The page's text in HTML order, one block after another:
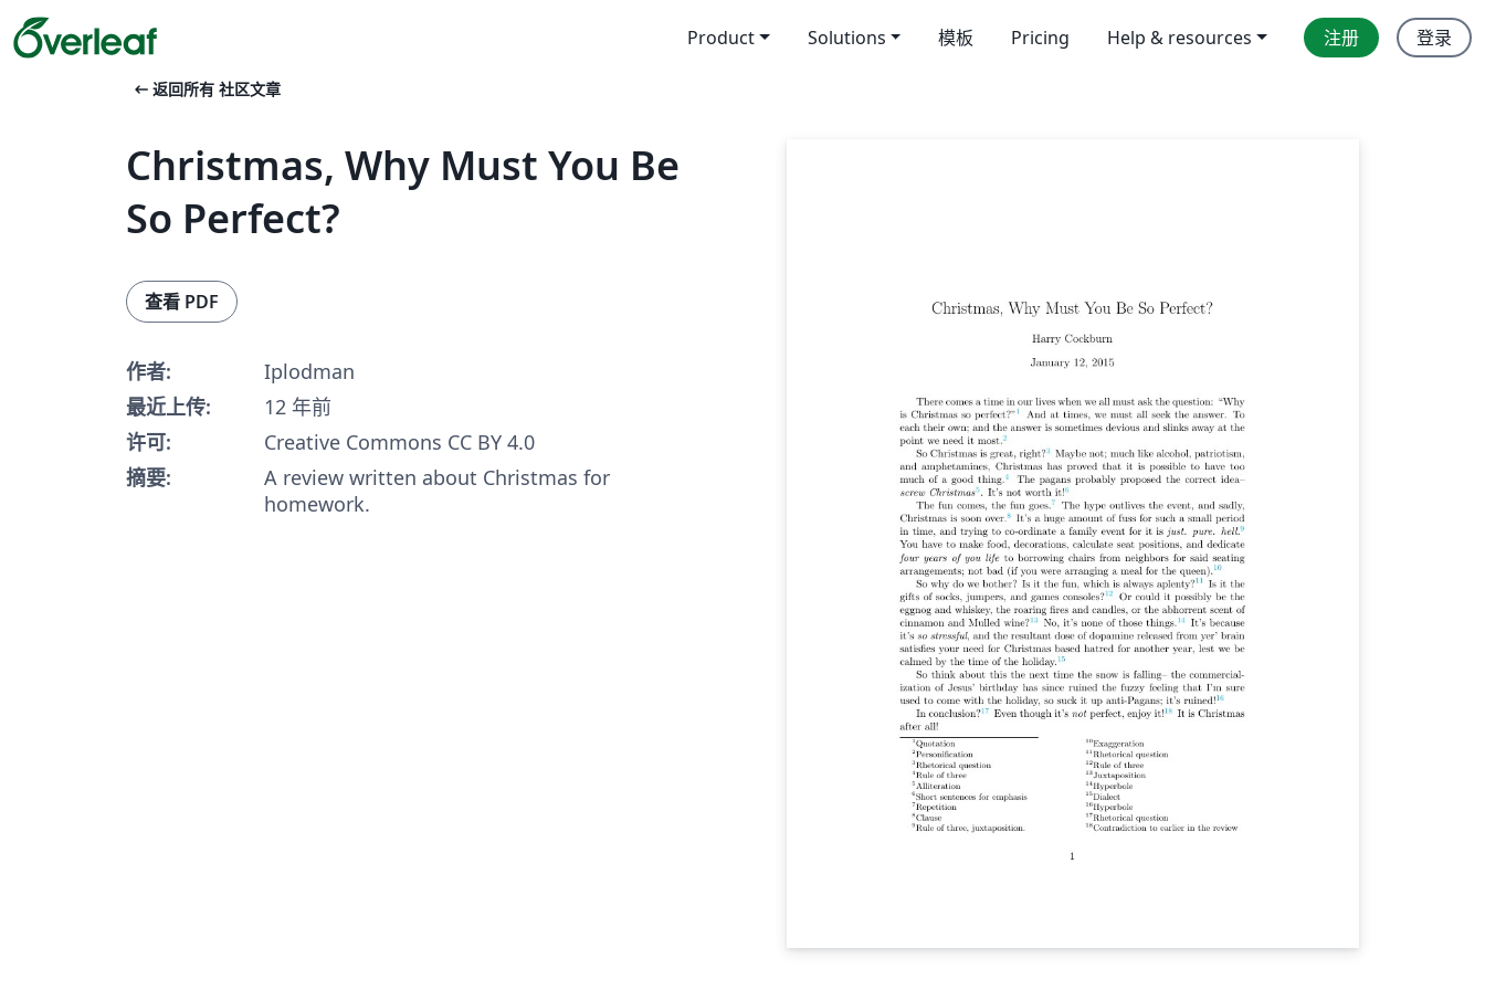
Product Solutions 模板 Pricing Help & resources 注册 登录
arrow_left_alt 返回所有 社区文章
Christmas, Why Must You Be
So Perfect?
查看 PDF
作者:
Iplodman
最近上传:
12 年前
许可:
Creative Commons CC BY 4.0
摘要:
A review written about Christmas for
homework.